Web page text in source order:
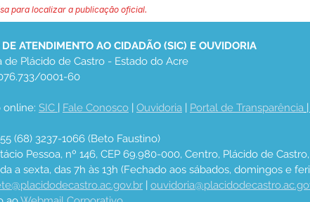
para localizar a publicação oficial.
DE ATENDIMENTO AO CIDADÃO (SIC) E OUVIDORIA
de Plácido de Castro - Estado do Acre
0001-60
online: SIC | Fale Conosco | Ouvidoria | Portal de Transparência |
(68) 3237-1066 (Beto Faustino)
Pessoa, nº 146, CEP 69.980-000, Centro, Plácido de
a sexta, das 7h às 13h (Fechado aos sábados, domingos e
|